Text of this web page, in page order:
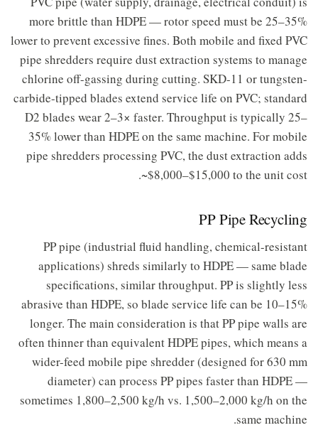
more brittle than HDPE — rotor speed must be 25–35%
lower to prevent excessive fines. Both mobile and fixed PVC
pipe shredders require dust extraction systems to manage
chlorine off-gassing during cutting. SKD-11 or tungsten-
carbide-tipped blades extend service life on PVC; standard
D2 blades wear 2–3× faster. Throughput is typically 25–
35% lower than HDPE on the same machine. For mobile
pipe shredders processing PVC, the dust extraction adds
~$8,000–$15,000 to the unit cost.
PP Pipe Recycling
PP pipe (industrial fluid handling, chemical-resistant
applications) shreds similarly to HDPE — same blade
specifications, similar throughput. PP is slightly less
abrasive than HDPE, so blade service life can be 10–15%
longer. The main consideration is that PP pipe walls are
often thinner than equivalent HDPE pipes, which means a
wider-feed mobile pipe shredder (designed for 630 mm
diameter) can process PP pipes faster than HDPE —
sometimes 1,800–2,500 kg/h vs. 1,500–2,000 kg/h on the
same machine.